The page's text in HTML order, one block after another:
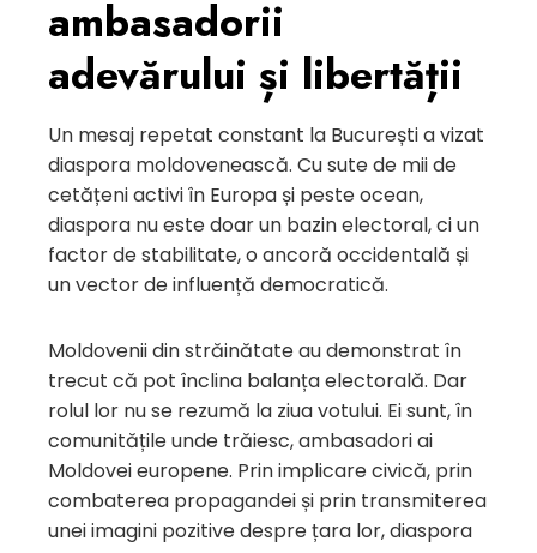
ambasadorii
adevărului și libertății
Un mesaj repetat constant la București a vizat
diaspora moldovenească. Cu sute de mii de
cetățeni activi în Europa și peste ocean,
diaspora nu este doar un bazin electoral, ci un
factor de stabilitate, o ancoră occidentală și
un vector de influență democratică.
Moldovenii din străinătate au demonstrat în
trecut că pot înclina balanța electorală. Dar
rolul lor nu se rezumă la ziua votului. Ei sunt, în
comunitățile unde trăiesc, ambasadori ai
Moldovei europene. Prin implicare civică, prin
combaterea propagandei și prin transmiterea
unei imagini pozitive despre țara lor, diaspora